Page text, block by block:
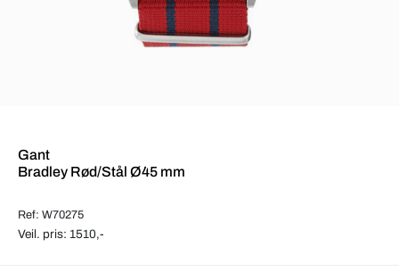
Gant
Bradley Rød/Stål Ø45 mm
Ref: W70275
Veil. pris: 1510,-